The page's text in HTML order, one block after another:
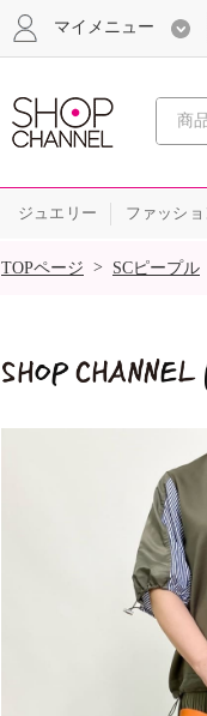
マイメニュー
ジュエリー ファッショ
SALE
TOPページ > SCピープル